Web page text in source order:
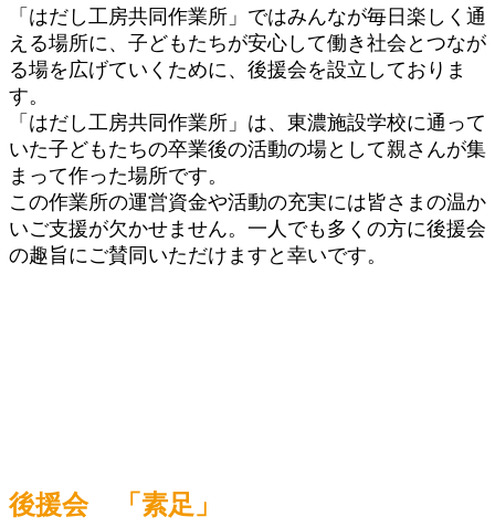
16
日
by
smcp@hadashi
「はだし工房共同作業所」ではみんなが毎日楽しく通
える場所に、子どもたちが安心して働き社会とつなが
る場を広げていくために、後援会を設立しておりま
す。
「はだし工房共同作業所」は、東濃施設学校に通って
いた子どもたちの卒業後の活動の場として親さんが集
まって作った場所です。
この作業所の運営資金や活動の充実には皆さまの温か
いご支援が欠かせません。一人でも多くの方に後援会
の趣旨にご賛同いただけますと幸いです。
後援会 「素足」